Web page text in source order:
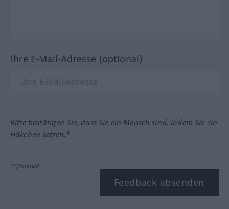
Ihre E-Mail-Adresse (optional)
Bitte bestätigen Sie, dass Sie ein Mensch sind, indem Sie ein
Häkchen setzen.*
*Pflichtfeld
Feedback absenden